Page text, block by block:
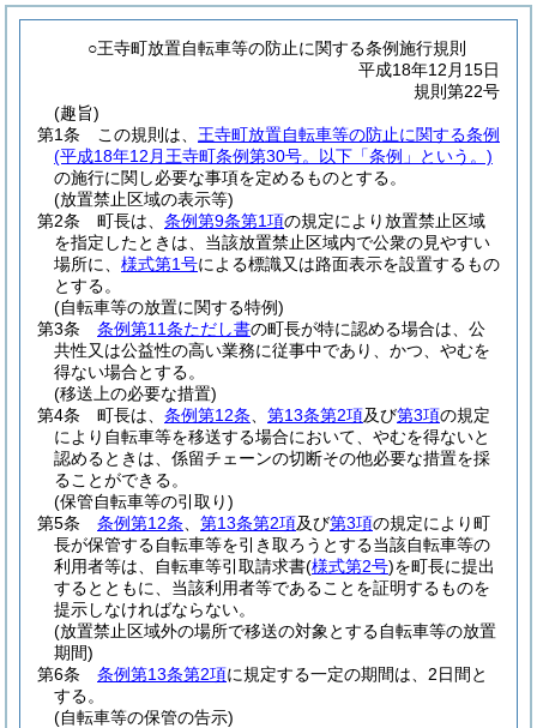
○王寺町放置自転車等の防止に関する条例施行規則
平成18年12月15日
規則第22号
(趣旨)
第1条
この規則は、 王寺町放置自転車等の防止に関する条例
(平成18年12月王寺町条例第30号。以下「条例」という。)
の施行に関し必要な事項を定めるものとする。
(放置禁止区域の表示等)
第2条
町長は、 条例第9条第1項の規定により放置禁止区域
を指定したときは、当該放置禁止区域内で公衆の見やすい
場所に、 様式第1号による標識又は路面表示を設置するもの
とする。
(自転車等の放置に関する特例)
第3条
条例第11条ただし書の町長が特に認める場合は、公
共性又は公益性の高い業務に従事中であり、かつ、やむを
得ない場合とする。
(移送上の必要な措置)
第4条
町長は、 条例第12条 第13条第2項及び第3項の規定
により自転車等を移送する場合において、やむを得ないと
認めるときは、係留チェーンの切断その他必要な措置を採
ることができる。
(保管自転車等の引取り)
第5条
条例第12条 第13条第2項及び第3項の規定により町
長が保管する自転車等を引き取ろうとする当該自転車等の
利用者等は、自転車等引取請求書(様式第2号)を町長に提出
するとともに、当該利用者等であることを証明するものを
提示しなければならない。
(放置禁止区域外の場所で移送の対象とする自転車等の放置
期間)
第6条
条例第13条第2項に規定する一定の期間は、2日間と
する。
(自転車等の保管の告示)